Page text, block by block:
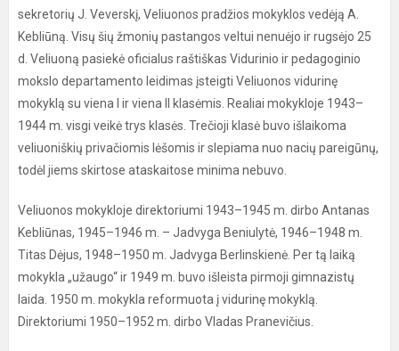
sekretorių J. Veverskį, Veliuonos pradžios mokyklos vedėją A.
Kebliūną. Visų šių žmonių pastangos veltui nenuėjo ir rugsėjo 25
d. Veliuoną pasiekė oficialus raštiškas Vidurinio ir pedagoginio
mokslo departamento leidimas įsteigti Veliuonos vidurinę
mokyklą su viena I ir viena II klasėmis. Realiai mokykloje 1943–
1944 m. visgi veikė trys klasės. Trečioji klasė buvo išlaikoma
veliuoniškių privačiomis lėšomis ir slepiama nuo nacių pareigūnų,
todėl jiems skirtose ataskaitose minima nebuvo.
Veliuonos mokykloje direktoriumi 1943–1945 m. dirbo Antanas
Kebliūnas, 1945–1946 m. – Jadvyga Beniulytė, 1946–1948 m.
Titas Dėjus, 1948–1950 m. Jadvyga Berlinskienė. Per tą laiką
mokykla „užaugo“ ir 1949 m. buvo išleista pirmoji gimnazistų
laida. 1950 m. mokykla reformuota į vidurinę mokyklą.
Direktoriumi 1950–1952 m. dirbo Vladas Pranevičius.